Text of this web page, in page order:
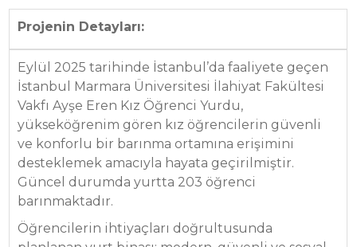
Projenin Detayları:
Eylül 2025 tarihinde İstanbul’da faaliyete geçen
İstanbul Marmara Üniversitesi İlahiyat Fakültesi
Vakfı Ayşe Eren Kız Öğrenci Yurdu,
yükseköğrenim gören kız öğrencilerin güvenli
ve konforlu bir barınma ortamına erişimini
desteklemek amacıyla hayata geçirilmiştir.
Güncel durumda yurtta 203 öğrenci
barınmaktadır.
Öğrencilerin ihtiyaçları doğrultusunda